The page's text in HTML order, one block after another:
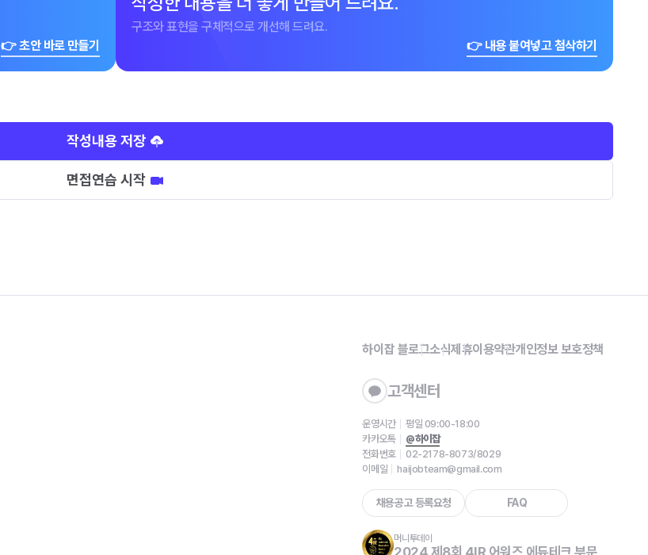
👉 초안 바로 만들기
구조와 표현을 구체적으로 개선해 드려요.
👉 내용 붙여넣고 첨삭하기
작성내용 저장
면접연습 시작
하이잡 블로그소식제휴이용약관개인정보 보호정책
고객센터
운영시간
평일 09:00-18:00
카카오톡
@하이잡
전화번호
02-2178-8073/8029
이메일
haijobteam@gmail.com
채용공고 등록요청 FAQ
머니투데이
2024 제8회 4IR 어워즈 에듀테크 부문